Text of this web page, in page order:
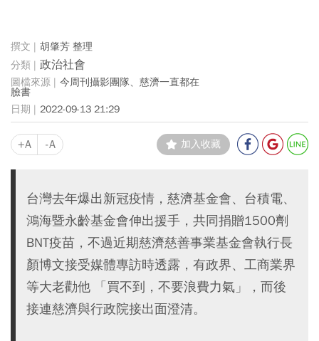
胡肇芳 整理
政治社會
今周刊攝影團隊、慈濟一直都在
臉書
2022-09-13 21:29
+A -A 加入收藏
台灣去年爆出新冠疫情，慈濟基金會、台積電、
鴻海暨永齡基金會伸出援手，共同捐贈1500劑
BNT疫苗，不過近期慈濟慈善事業基金會執行長
顏博文接受媒體專訪時透露，有政界、工商業界
等大老勸他 「買不到，不要浪費力氣」，而後
接連慈濟與行政院接出面澄清。